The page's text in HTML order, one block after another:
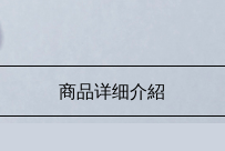
商品详细介紹